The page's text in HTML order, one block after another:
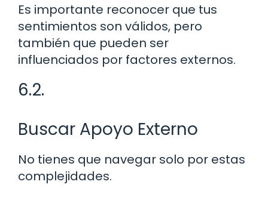
Es importante reconocer que tus
sentimientos son válidos, pero
también que pueden ser
influenciados por factores externos.
6.2.
Buscar Apoyo Externo
No tienes que navegar solo por estas
complejidades.